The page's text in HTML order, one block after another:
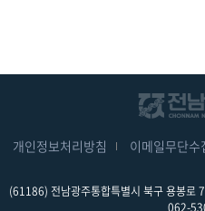
개인정보처리방침 이메일무단수
(61186) 전남광주통합특별시 북구 용봉로
062-